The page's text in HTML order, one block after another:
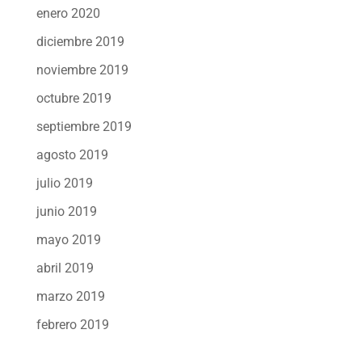
enero 2020
diciembre 2019
noviembre 2019
octubre 2019
septiembre 2019
agosto 2019
julio 2019
junio 2019
mayo 2019
abril 2019
marzo 2019
febrero 2019